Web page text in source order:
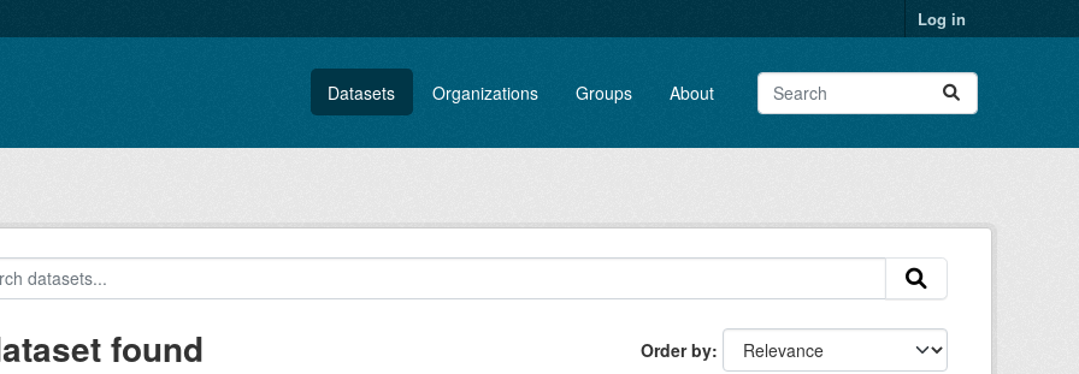
Log in
Datasets Organizations Groups About
Order by
found